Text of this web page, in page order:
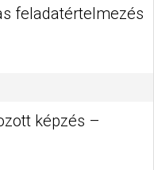
feladatértelmezés
képzés –